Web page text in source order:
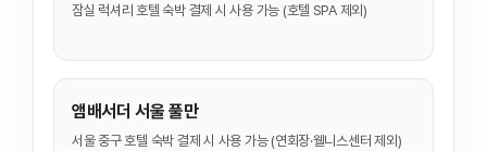
잠실 럭셔리 호텔 숙박 결제 시 사용 가능 (호텔 SPA 제외)
앰배서더 서울 풀만
서울 중구 호텔 숙박 결제 시 사용 가능 (연회장·웰니스센터 제외)